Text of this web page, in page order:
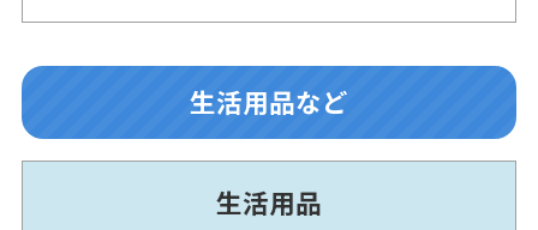
生活用品など
生活用品